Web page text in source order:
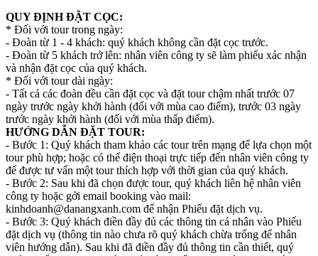
QUY ĐỊNH ĐẶT CỌC:
* Đối với tour trong ngày:
- Đoàn từ 1 - 4 khách: quý khách không cần đặt cọc trước.
- Đoàn từ 5 khách trở lên: nhân viên công ty sẽ làm phiếu xác nhận
và nhận đặt cọc của quý khách.
* Đối với tour dài ngày:
- Tất cả các đoàn đều cần đặt cọc và đặt tour chậm nhất trước 07
ngày trước ngày khởi hành (đối với mùa cao điểm), trước 03 ngày
trước ngày khởi hành (đối với mùa thấp điểm).
HƯỚNG DẪN ĐẶT TOUR:
- Bước 1: Quý khách tham khảo các tour trên mạng để lựa chọn một
tour phù hợp; hoặc có thể điện thoại trực tiếp đến nhân viên công ty
để được tư vấn một tour thích hợp với thời gian của quý khách.
- Bước 2: Sau khi đã chọn được tour, quý khách liên hệ nhân viên
công ty hoặc gởi email booking vào mail:
kinhdoanh@danangxanh.com để nhận Phiếu đặt dịch vụ.
- Bước 3: Quý khách điền đầy đủ các thông tin cá nhân vào Phiếu
đặt dịch vụ (thông tin nào chưa rõ quý khách chừa trống để nhân
viên hướng dẫn). Sau khi đã điền đầy đủ thông tin cần thiết, quý